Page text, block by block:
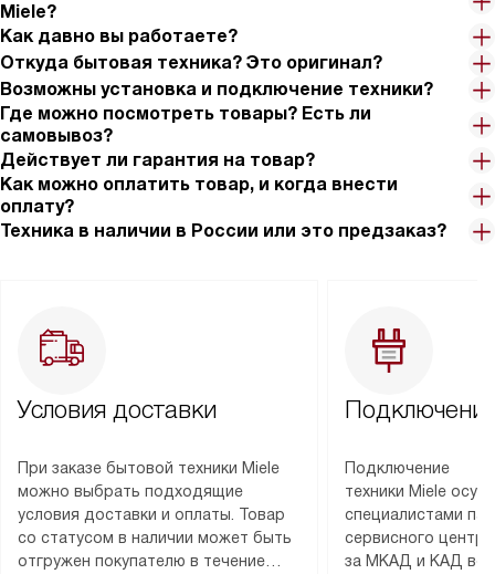
Miele?
Как давно вы работаете?
Откуда бытовая техника? Это оригинал?
Возможны установка и подключение техники?
Где можно посмотреть товары? Есть ли
самовывоз?
Действует ли гарантия на товар?
Как можно оплатить товар, и когда внести
оплату?
Техника в наличии в России или это предзаказ?
Условия доставки
При заказе бытовой техники Miele
можно выбрать подходящие
условия доставки и оплаты. Товар
со статусом в наличии может быть
отгружен покупателю в течение
Подключение
техники Miele
специалистами
сервисного
за МКАД и КАД